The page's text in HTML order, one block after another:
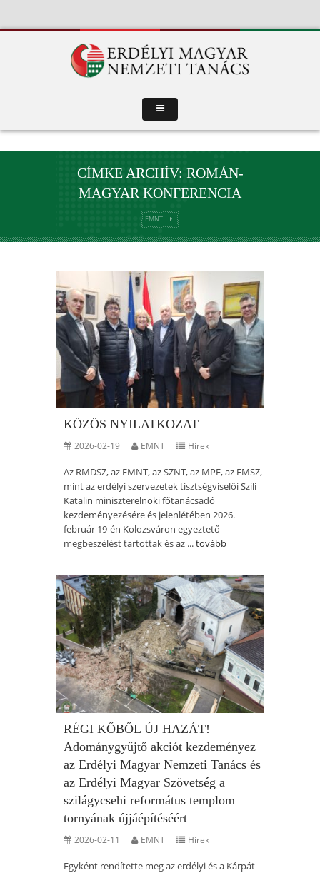
CÍMKE ARCHÍV: ROMÁN-
MAGYAR KONFERENCIA
EMNT
KÖZÖS NYILATKOZAT
2026-02-19 EMNT Hírek
Az RMDSZ, az EMNT, az SZNT, az MPE, az EMSZ,
mint az erdélyi szervezetek tisztségviselői Szili
Katalin miniszterelnöki főtanácsadó
kezdeményezésére és jelenlétében 2026.
február 19-én Kolozsváron egyeztető
megbeszélést tartottak és az ...tovább
RÉGI KŐBŐL ÚJ HAZÁT! –
Adománygyűjtő akciót kezdeményez
az Erdélyi Magyar Nemzeti Tanács és
az Erdélyi Magyar Szövetség a
szilágycsehi református templom
tornyának újjáépítéséért
2026-02-11 EMNT Hírek
Egyként rendítette meg az erdélyi és a Kárpát-